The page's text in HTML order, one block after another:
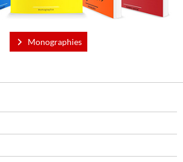
Monographies